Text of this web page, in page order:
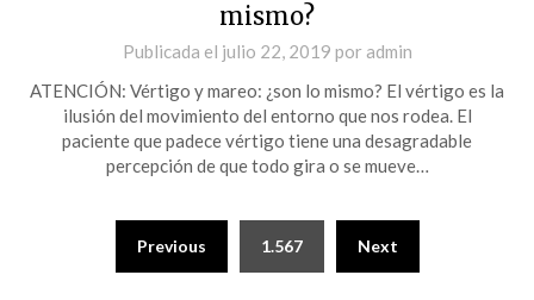
mismo?
Publicada el julio 22, 2019 por admin
ATENCIÓN: Vértigo y mareo: ¿son lo mismo? El vértigo es la
ilusión del movimiento del entorno que nos rodea. El
paciente que padece vértigo tiene una desagradable
percepción de que todo gira o se mueve…
Previous 1.567 Next